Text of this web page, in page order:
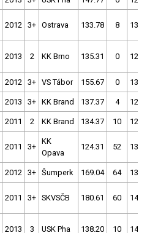
2012 3+ Ostrava 133.78 8
2013 2 KK Brno 135.31 0
2012 3+ VS Tábor 155.67 0
2013 3+ KK Brand 137.37 4
2011 2 KK Brand 134.37 10
2011 3+
KK
Opava
124.31 52
2012 3+ Šumperk 169.04 64
2011 3+ SKVSČB 180.61 60
2013 3 USK Pha 138.20 10